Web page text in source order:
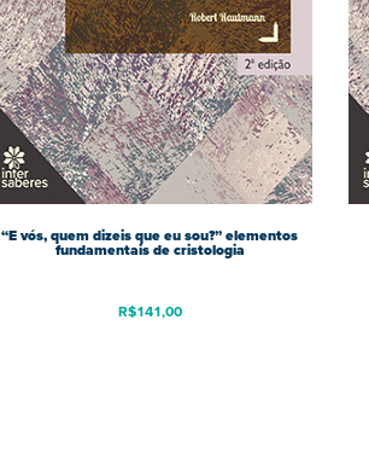
“E vós, quem dizeis que eu sou?” elementos
fundamentais de cristologia
R$141,00